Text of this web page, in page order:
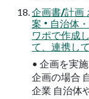
企画書/計画
案 • ⾃治体
ワポで作成
て、連携し
• 企画を実
企画の場合
企業 ⾃治体